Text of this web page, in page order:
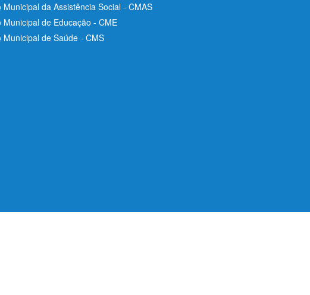
Municipal da Assistência Social - CMAS
Municipal de Educação - CME
Municipal de Saúde - CMS